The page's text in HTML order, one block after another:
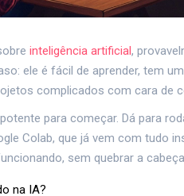
inteligência artificial,
ele é fácil de aprender, tem
complicados com cara de
para começar. Dá para
Colab, que já vem com tudo
sem quebrar a
na IA?